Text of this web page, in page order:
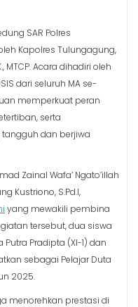
SAR Polres
Kapolres Tulungagung,
MTCP. Acara dihadiri oleh
dari seluruh MA se-
memperkuat peran
serta
dan berjiwa
Zainal Wafa’ Ngato’illah
Kustriono, S.Pd.I,
yang mewakili pembina
tersebut, dua siswa
Putra Pradipta (XI-1) dan
sebagai Pelajar Duta
2025.
menorehkan prestasi di